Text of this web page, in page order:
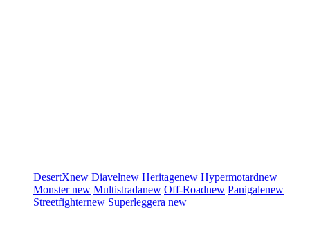
DesertXnew Diavelnew Heritagenew Hypermotardnew
Monsternew Multistradanew Off-Roadnew Panigalenew
Streetfighternew Superleggera new